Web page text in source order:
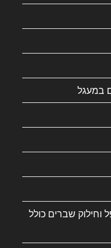
במעגל
וחילוק שברים כולל